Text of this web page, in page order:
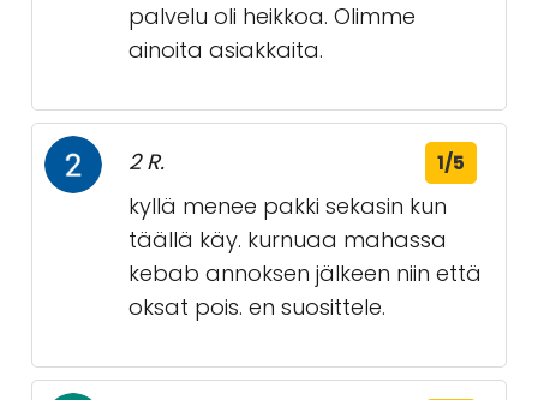
palvelu oli heikkoa. Olimme
ainoita asiakkaita.
2 R. 1/5
kyllä menee pakki sekasin kun
täällä käy. kurnuaa mahassa
kebab annoksen jälkeen niin että
oksat pois. en suosittele.